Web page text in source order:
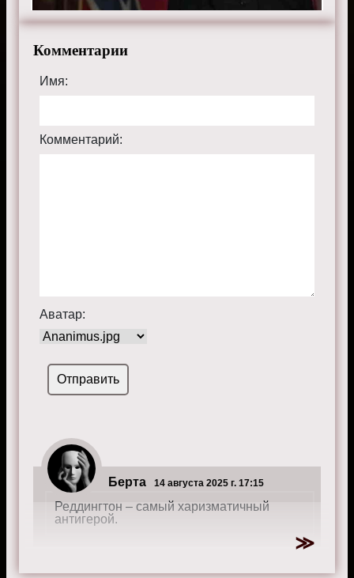
Комментарии
Имя:
Комментарий:
Аватар:
Берта 14 августа 2025 г. 17:15
Реддингтон – самый харизматичный
антигерой.